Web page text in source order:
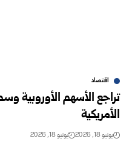
اقتصاد
تراجع الأسهم الأوروبية
الأمريكية
يونيو 18, 2026 يونيو 18, 2026